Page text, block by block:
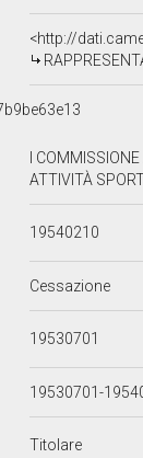
<http://
I
ATTIVITÀ
19540210
Cessazione
19530701
19530701-
Titolare